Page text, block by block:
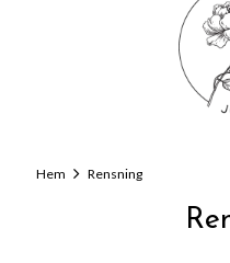
Hem Rensning